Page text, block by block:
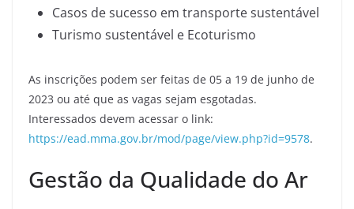
Casos de sucesso em transporte sustentável
Turismo sustentável e Ecoturismo
As inscrições podem ser feitas de 05 a 19 de junho de
2023 ou até que as vagas sejam esgotadas.
Interessados devem acessar o link:
https://ead.mma.gov.br/mod/page/view.php?id=9578.
Gestão da Qualidade do Ar